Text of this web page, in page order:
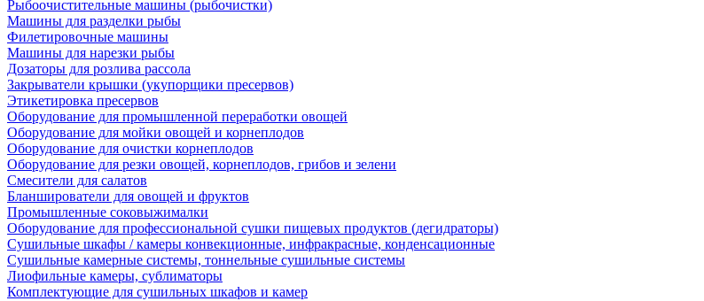
Рыбоочистительные машины (рыбочистки)
Машины для разделки рыбы
Филетировочные машины
Машины для нарезки рыбы
Дозаторы для розлива рассола
Закрыватели крышки (укупорщики пресервов)
Этикетировка пресервов
Оборудование для промышленной переработки овощей
Оборудование для мойки овощей и корнеплодов
Оборудование для очистки корнеплодов
Оборудование для резки овощей, корнеплодов, грибов и зелени
Смесители для салатов
Бланширователи для овощей и фруктов
Промышленные соковыжималки
Оборудование для профессиональной сушки пищевых продуктов (дегидраторы)
Сушильные шкафы / камеры конвекционные, инфракрасные, конденсационные
Сушильные камерные системы, тоннельные сушильные системы
Лиофильные камеры, сублиматоры
Комплектующие для сушильных шкафов и камер